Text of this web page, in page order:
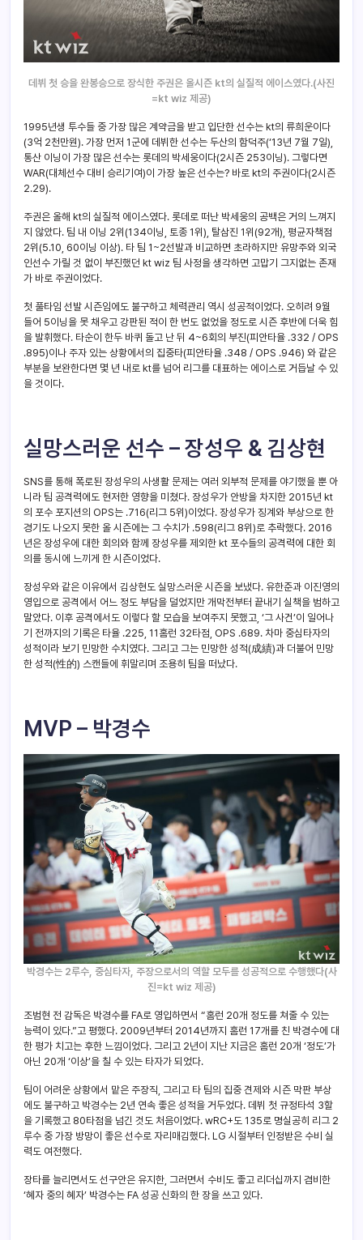
데뷔 첫 승을 완봉승으로 장식한 주권은 올시즌 kt의 실질적 에이스였다.(사진
=kt wiz 제공)
1995년생 투수들 중 가장 많은 계약금을 받고 입단한 선수는 kt의 류희운이다
(3억 2천만원). 가장 먼저 1군에 데뷔한 선수는 두산의 함덕주(‘13년 7월 7일),
통산 이닝이 가장 많은 선수는 롯데의 박세웅이다(2시즌 253이닝). 그렇다면
WAR(대체선수 대비 승리기여)이 가장 높은 선수는? 바로 kt의 주권이다(2시즌
2.29).
주권은 올해 kt의 실질적 에이스였다. 롯데로 떠난 박세웅의 공백은 거의 느껴지
지 않았다. 팀 내 이닝 2위(134이닝, 토종 1위), 탈삼진 1위(92개), 평균자책점
2위(5.10, 60이닝 이상). 타 팀 1~2선발과 비교하면 초라하지만 유망주와 외국
인선수 가릴 것 없이 부진했던 kt wiz 팀 사정을 생각하면 고맙기 그지없는 존재
가 바로 주권이었다.
첫 풀타임 선발 시즌임에도 불구하고 체력관리 역시 성공적이었다. 오히려 9월
들어 5이닝을 못 채우고 강판된 적이 한 번도 없었을 정도로 시즌 후반에 더욱 힘
을 발휘했다. 타순이 한두 바퀴 돌고 난 뒤 4~6회의 부진(피안타율 .332 / OPS
.895)이나 주자 있는 상황에서의 집중타(피안타율 .348 / OPS .946) 와 같은
부분을 보완한다면 몇 년 내로 kt를 넘어 리그를 대표하는 에이스로 거듭날 수 있
을 것이다.
실망스러운 선수 – 장성우 & 김상현
SNS를 통해 폭로된 장성우의 사생활 문제는 여러 외부적 문제를 야기했을 뿐 아
니라 팀 공격력에도 현저한 영향을 미쳤다. 장성우가 안방을 차지한 2015년 kt
의 포수 포지션의 OPS는 .716(리그 5위)이었다. 장성우가 징계와 부상으로 한
경기도 나오지 못한 올 시즌에는 그 수치가 .598(리그 8위)로 추락했다. 2016
년은 장성우에 대한 회의와 함께 장성우를 제외한 kt 포수들의 공격력에 대한 회
의를 동시에 느끼게 한 시즌이었다.
장성우와 같은 이유에서 김상현도 실망스러운 시즌을 보냈다. 유한준과 이진영의
영입으로 공격에서 어느 정도 부담을 덜었지만 개막전부터 끝내기 실책을 범하고
말았다. 이후 공격에서도 이렇다 할 모습을 보여주지 못했고, ‘그 사건’이 일어나
기 전까지의 기록은 타율 .225, 11홈런 32타점, OPS .689. 차마 중심타자의
성적이라 보기 민망한 수치였다. 그리고 그는 민망한 성적(成績)과 더불어 민망
한 성적(性的) 스캔들에 휘말리며 조용히 팀을 떠났다.
MVP – 박경수
박경수는 2루수, 중심타자, 주장으로서의 역할 모두를 성공적으로 수행했다(사
진=kt wiz 제공)
조범현 전 감독은 박경수를 FA로 영입하면서 “홈런 20개 정도를 쳐줄 수 있는
능력이 있다.”고 평했다. 2009년부터 2014년까지 홈런 17개를 친 박경수에 대
한 평가 치고는 후한 느낌이었다. 그리고 2년이 지난 지금은 홈런 20개 ‘정도’가
아닌 20개 ‘이상’을 칠 수 있는 타자가 되었다.
팀이 어려운 상황에서 맡은 주장직, 그리고 타 팀의 집중 견제와 시즌 막판 부상
에도 불구하고 박경수는 2년 연속 좋은 성적을 거두었다. 데뷔 첫 규정타석 3할
을 기록했고 80타점을 넘긴 것도 처음이었다. wRC+도 135로 명실공히 리그 2
루수 중 가장 방망이 좋은 선수로 자리매김했다. LG 시절부터 인정받은 수비 실
력도 여전했다.
장타를 늘리면서도 선구안은 유지한, 그러면서 수비도 좋고 리더십까지 겸비한
‘혜자 중의 혜자’ 박경수는 FA 성공 신화의 한 장을 쓰고 있다.